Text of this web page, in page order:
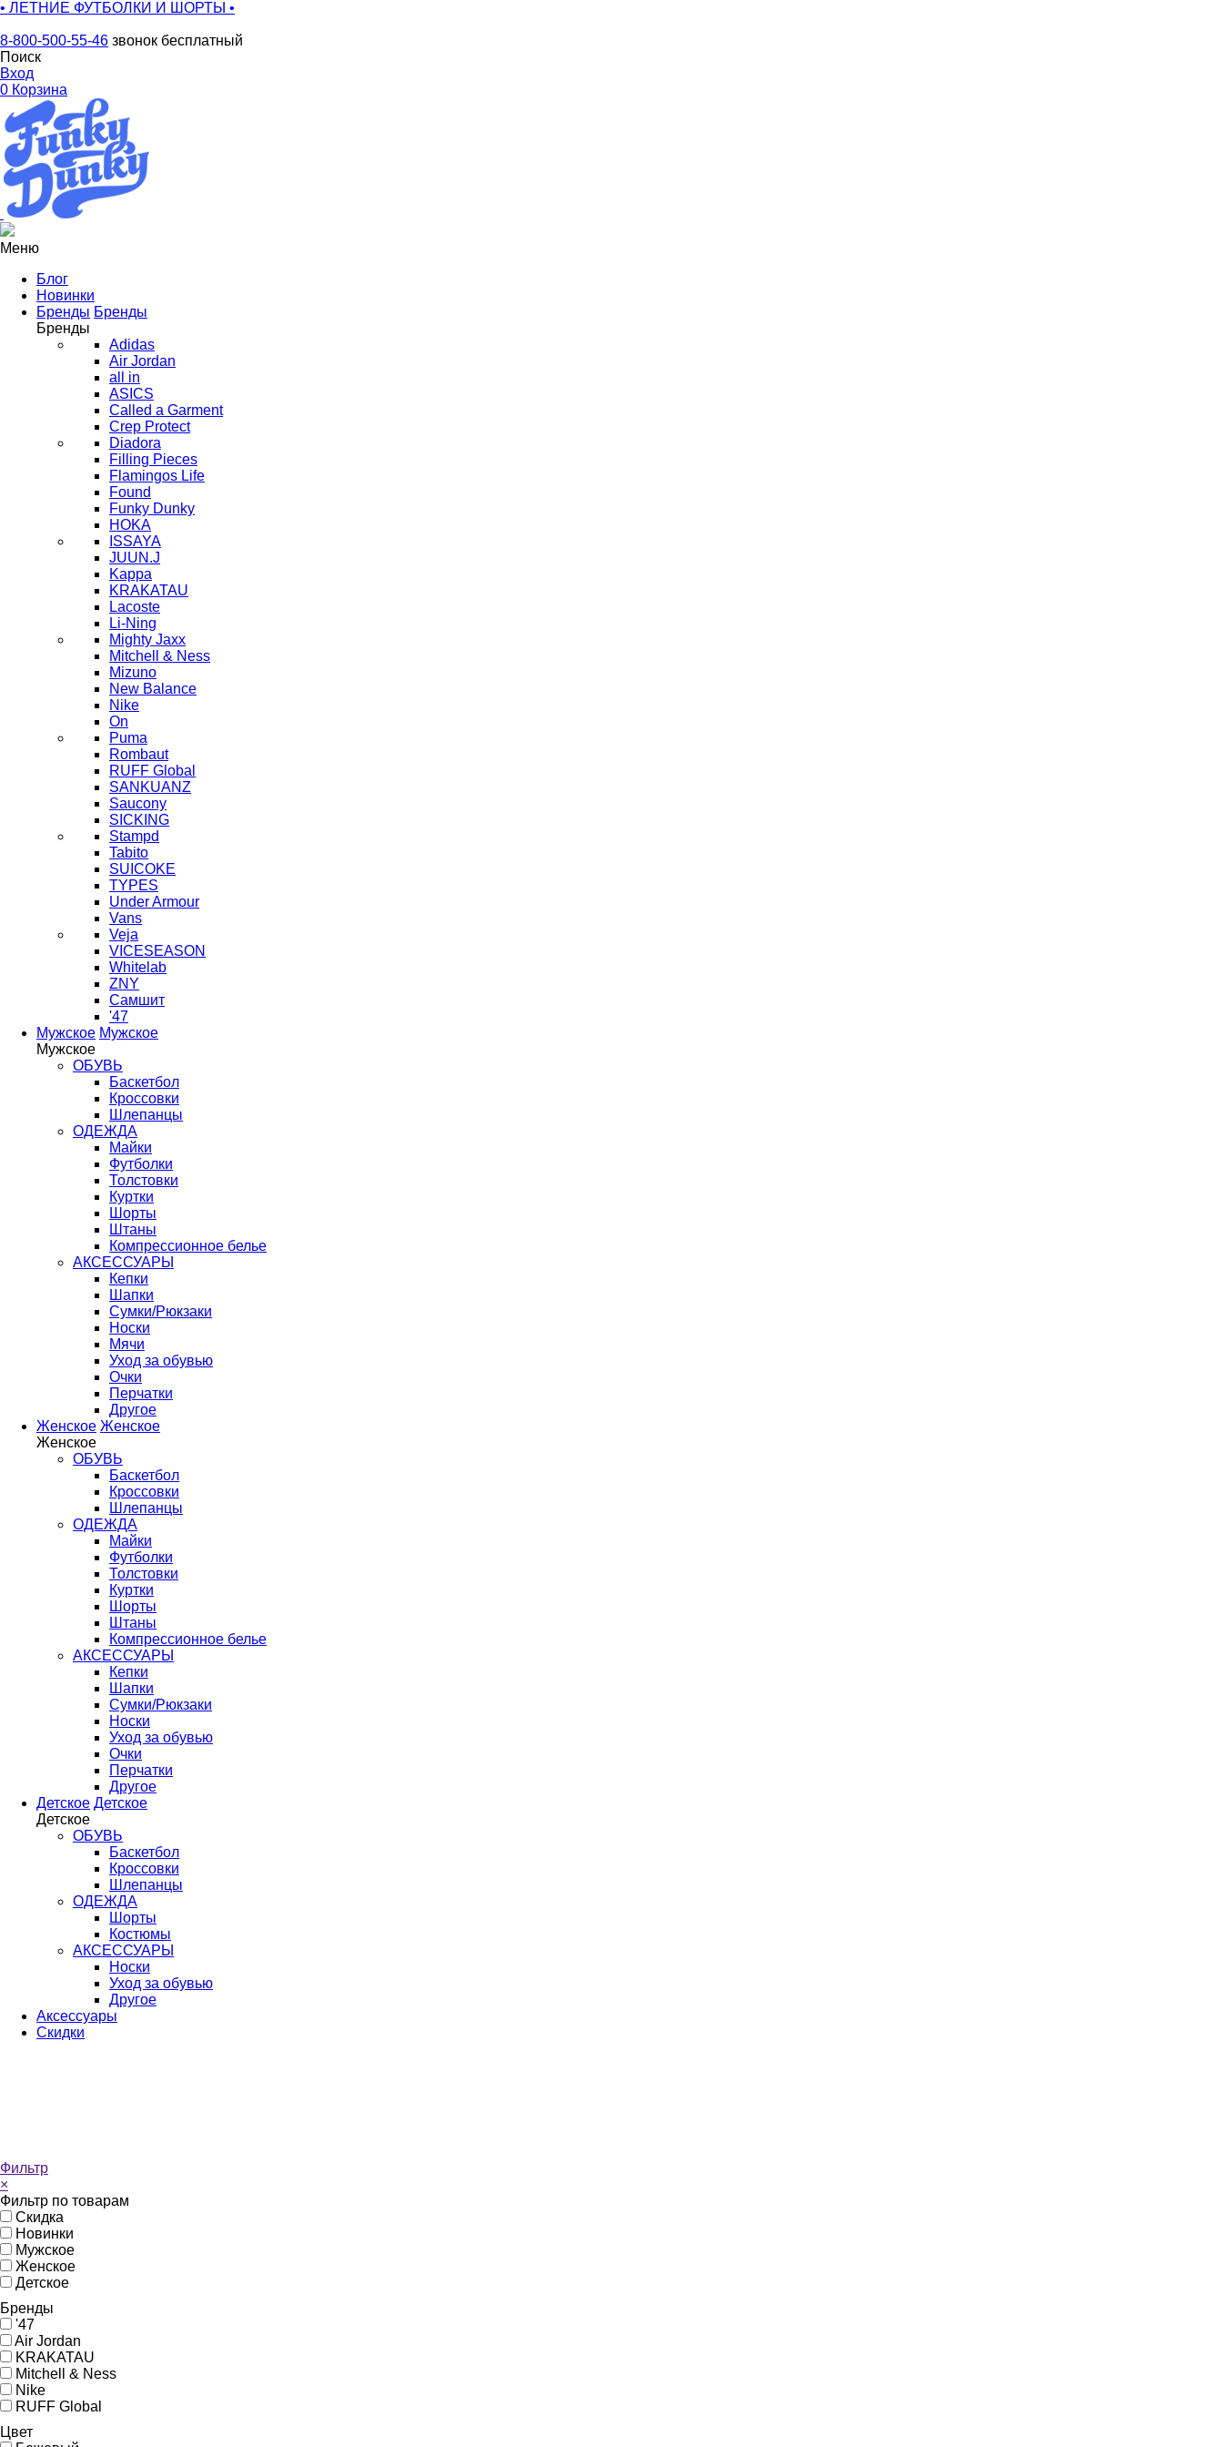
• ЛЕТНИЕ ФУТБОЛКИ И ШОРТЫ •
8-800-500-55-46 звонок бесплатный
Поиск
Вход
0 Корзина
Меню
Блог
Новинки
Бренды Бренды
Бренды
Adidas
Air Jordan
all in
ASICS
Called a Garment
Crep Protect
Diadora
Filling Pieces
Flamingos Life
Found
Funky Dunky
HOKA
ISSAYA
JUUN.J
Kappa
KRAKATAU
Lacoste
Li-Ning
Mighty Jaxx
Mitchell & Ness
Mizuno
New Balance
Nike
On
Puma
Rombaut
RUFF Global
SANKUANZ
Saucony
SICKING
Stampd
Tabito
SUICOKE
TYPES
Under Armour
Vans
Veja
VICESEASON
Whitelab
ZNY
Самшит
'47
Мужское Мужское
Мужское
ОБУВЬ
Баскетбол
Кроссовки
Шлепанцы
ОДЕЖДА
Майки
Футболки
Толстовки
Куртки
Шорты
Штаны
Компрессионное белье
АКСЕССУАРЫ
Кепки
Шапки
Сумки/Рюкзаки
Носки
Мячи
Уход за обувью
Очки
Перчатки
Другое
Женское Женское
Женское
ОБУВЬ
Баскетбол
Кроссовки
Шлепанцы
ОДЕЖДА
Майки
Футболки
Толстовки
Куртки
Шорты
Штаны
Компрессионное белье
АКСЕССУАРЫ
Кепки
Шапки
Сумки/Рюкзаки
Носки
Уход за обувью
Очки
Перчатки
Другое
Детское Детское
Детское
ОБУВЬ
Баскетбол
Кроссовки
Шлепанцы
ОДЕЖДА
Шорты
Костюмы
АКСЕССУАРЫ
Носки
Уход за обувью
Другое
Аксессуары
Скидки
Фильтр
×
Фильтр по товарам
Скидка
Новинки
Мужское
Женское
Детское
Бренды
'47
Air Jordan
KRAKATAU
Mitchell & Ness
Nike
RUFF Global
Цвет